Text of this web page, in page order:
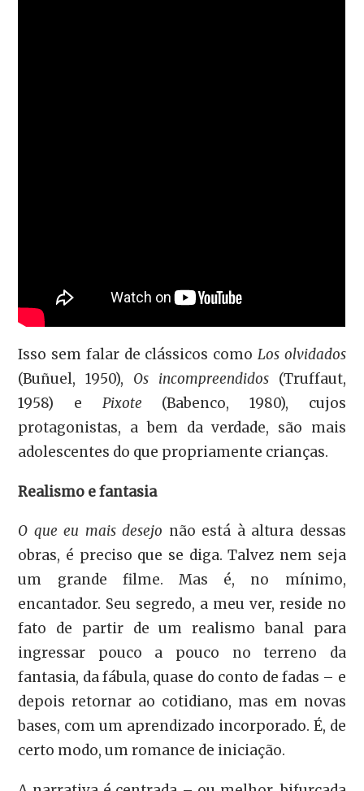
Isso sem falar de clássicos como Los olvidados
(Buñuel, 1950), Os incompreendidos (Truffaut,
1958) e Pixote (Babenco, 1980), cujos
protagonistas, a bem da verdade, são mais
adolescentes do que propriamente crianças.
Realismo e fantasia
O que eu mais desejo não está à altura dessas
obras, é preciso que se diga. Talvez nem seja
um grande filme. Mas é, no mínimo,
encantador. Seu segredo, a meu ver, reside no
fato de partir de um realismo banal para
ingressar pouco a pouco no terreno da
fantasia, da fábula, quase do conto de fadas – e
depois retornar ao cotidiano, mas em novas
bases, com um aprendizado incorporado. É, de
certo modo, um romance de iniciação.